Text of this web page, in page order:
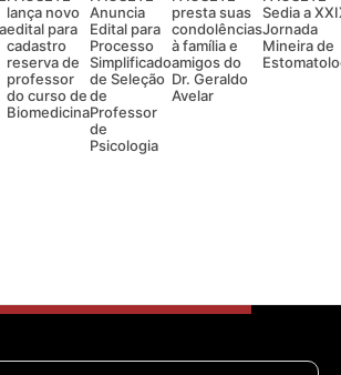
lança novo
edital para
cadastro
reserva de
professor
do curso de
Biomedicina
Anuncia
Edital para
Processo
Simplificado
de Seleção
de
Professor
de
Psicologia
presta suas
condolências
à família e
amigos do
Dr. Geraldo
Avelar
Sedia a
Jornada
Mineira de